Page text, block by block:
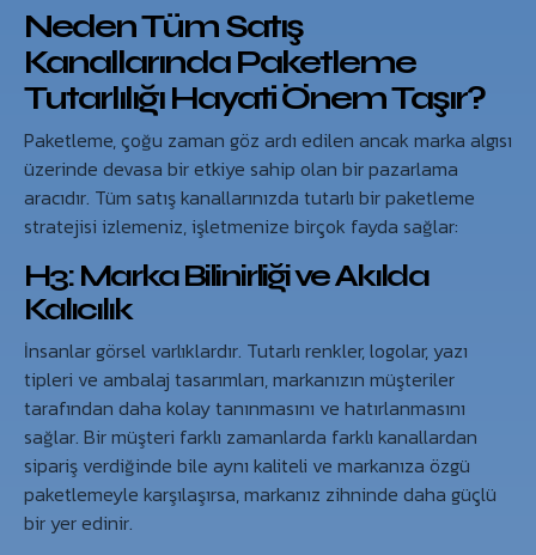
Neden Tüm Satış
Kanallarında Paketleme
Tutarlılığı Hayati Önem Taşır?
Paketleme, çoğu zaman göz ardı edilen ancak marka algısı
üzerinde devasa bir etkiye sahip olan bir pazarlama
aracıdır. Tüm satış kanallarınızda tutarlı bir paketleme
stratejisi izlemeniz, işletmenize birçok fayda sağlar:
H3: Marka Bilinirliği ve Akılda
Kalıcılık
İnsanlar görsel varlıklardır. Tutarlı renkler, logolar, yazı
tipleri ve ambalaj tasarımları, markanızın müşteriler
tarafından daha kolay tanınmasını ve hatırlanmasını
sağlar. Bir müşteri farklı zamanlarda farklı kanallardan
sipariş verdiğinde bile aynı kaliteli ve markanıza özgü
paketlemeyle karşılaşırsa, markanız zihninde daha güçlü
bir yer edinir.